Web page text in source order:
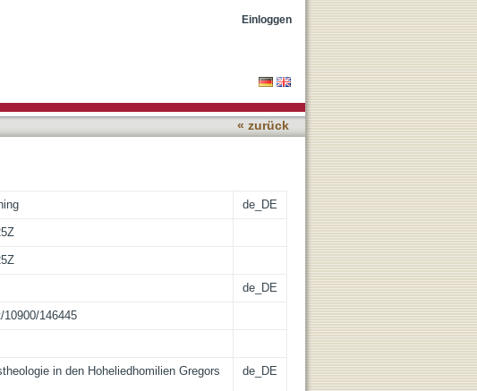
Einloggen
« zurück
de_DE
de_DE
10900/146445
in den Hoheliedhomilien Gregors
de_DE